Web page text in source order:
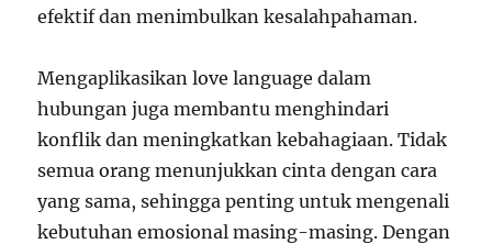
efektif dan menimbulkan kesalahpahaman.
Mengaplikasikan love language dalam
hubungan juga membantu menghindari
konflik dan meningkatkan kebahagiaan. Tidak
semua orang menunjukkan cinta dengan cara
yang sama, sehingga penting untuk mengenali
kebutuhan emosional masing-masing. Dengan